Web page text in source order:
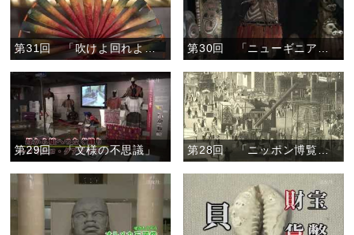
第31回 「吹けよ回れよ風車」 第30回 「ニューギニア島の仮面」
第29回 「文様の不思議」 第28回 「ニッポン博覧会事情」